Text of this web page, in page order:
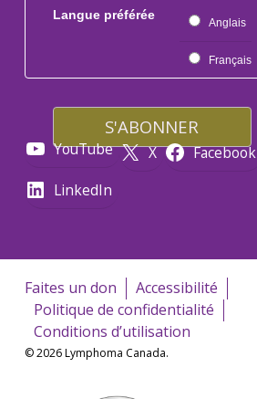
Langue préférée
Anglais
Français
YouTube X Facebook
LinkedIn
Faites un don
Accessibilité
Politique de confidentialité
Conditions d’utilisation
© 2026 Lymphoma Canada.